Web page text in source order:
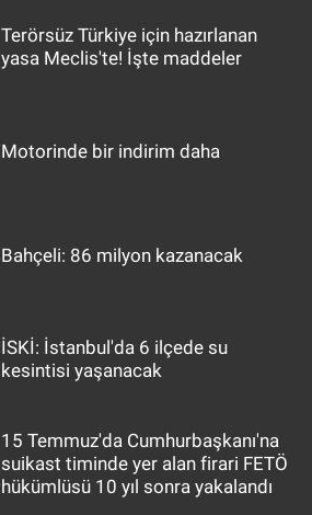
Terörsüz Türkiye için hazırlanan
yasa Meclis'te! İşte maddeler
Motorinde bir indirim daha
Bahçeli: 86 milyon kazanacak
İSKİ: İstanbul'da 6 ilçede su
kesintisi yaşanacak
15 Temmuz'da Cumhurbaşkanı'na
suikast timinde yer alan firari FETÖ
hükümlüsü 10 yıl sonra yakalandı